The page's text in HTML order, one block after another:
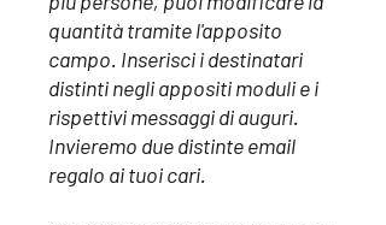
quantità tramite l'apposito
campo. Inserisci i destinatari
distinti negli appositi moduli e i
rispettivi messaggi di auguri.
Invieremo due distinte email
regalo ai tuoi cari.